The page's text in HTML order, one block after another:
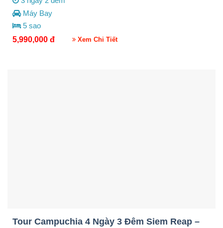
Máy Bay
5 sao
5,990,000đ Xem Chi Tiết
Tour Campuchia 4 Ngày 3 Đêm Siem Reap –